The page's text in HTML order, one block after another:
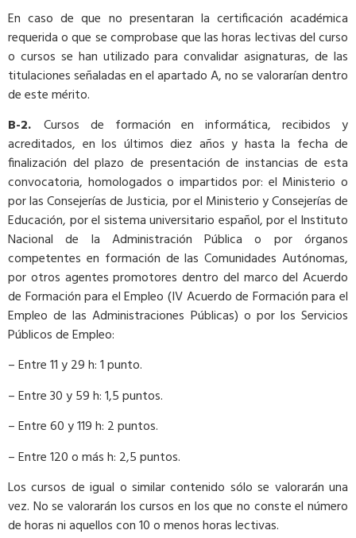
En caso de que no presentaran la certificación académica
requerida o que se comprobase que las horas lectivas del curso
o cursos se han utilizado para convalidar asignaturas, de las
titulaciones señaladas en el apartado A, no se valorarían dentro
de este mérito.
B-2. Cursos de formación en informática, recibidos y
acreditados, en los últimos diez años y hasta la fecha de
finalización del plazo de presentación de instancias de esta
convocatoria, homologados o impartidos por: el Ministerio o
por las Consejerías de Justicia, por el Ministerio y Consejerías de
Educación, por el sistema universitario español, por el Instituto
Nacional de la Administración Pública o por órganos
competentes en formación de las Comunidades Autónomas,
por otros agentes promotores dentro del marco del Acuerdo
de Formación para el Empleo (IV Acuerdo de Formación para el
Empleo de las Administraciones Públicas) o por los Servicios
Públicos de Empleo:
– Entre 11 y 29 h: 1 punto.
– Entre 30 y 59 h: 1,5 puntos.
– Entre 60 y 119 h: 2 puntos.
– Entre 120 o más h: 2,5 puntos.
Los cursos de igual o similar contenido sólo se valorarán una
vez. No se valorarán los cursos en los que no conste el número
de horas ni aquellos con 10 o menos horas lectivas.